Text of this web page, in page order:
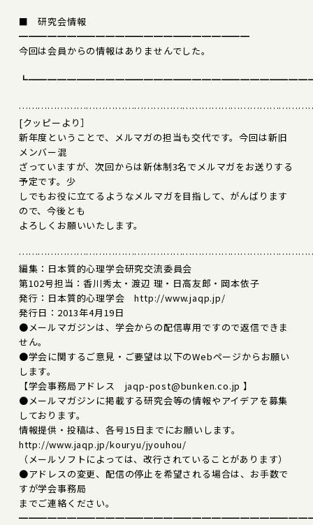
■ 研究会情報
━━━━━━━━━━━━━━━━━━━━━━━━
今回は会員からの情報はありませんでした。
[クッピーより］
新年度ということで、メルマガの担当も交代です。今回は新旧
メンバー混
ざっていますが、次回からは新体制3名でメルマガをお送りする
予定です。少
しでもお役に立てるようなメルマガを目指して、がんばります
ので、今後とも
よろしくお願いいたします。
編集：日本質的心理学会研究交流委員会
第102号担当：香川秀太・渡辺 理・日高友郎・岡本依子
発行：日本質的心理学会 http://www.jaqp.jp/
発行日：2013年4月19日
●メールマガジンは、学会からの配信専用ですので返信できま
せん。
●学会に関するご意見・ご要望は以下のWebページからお願い
します。
【学会事務局アドレス jaqp-post@bunken.co.jp 】
●メールマガジンに掲載する研究会等の情報やアイデアを募集
しております。
情報提供・投稿は、各号15日までにお願いします。
http://www.jaqp.jp/kouryu/jyouhou/
（メールソフトによっては、改行されていることがあります）
●アドレスの変更、配信の停止を希望される場合は、お手数で
すが学会事務局
までご連絡ください。